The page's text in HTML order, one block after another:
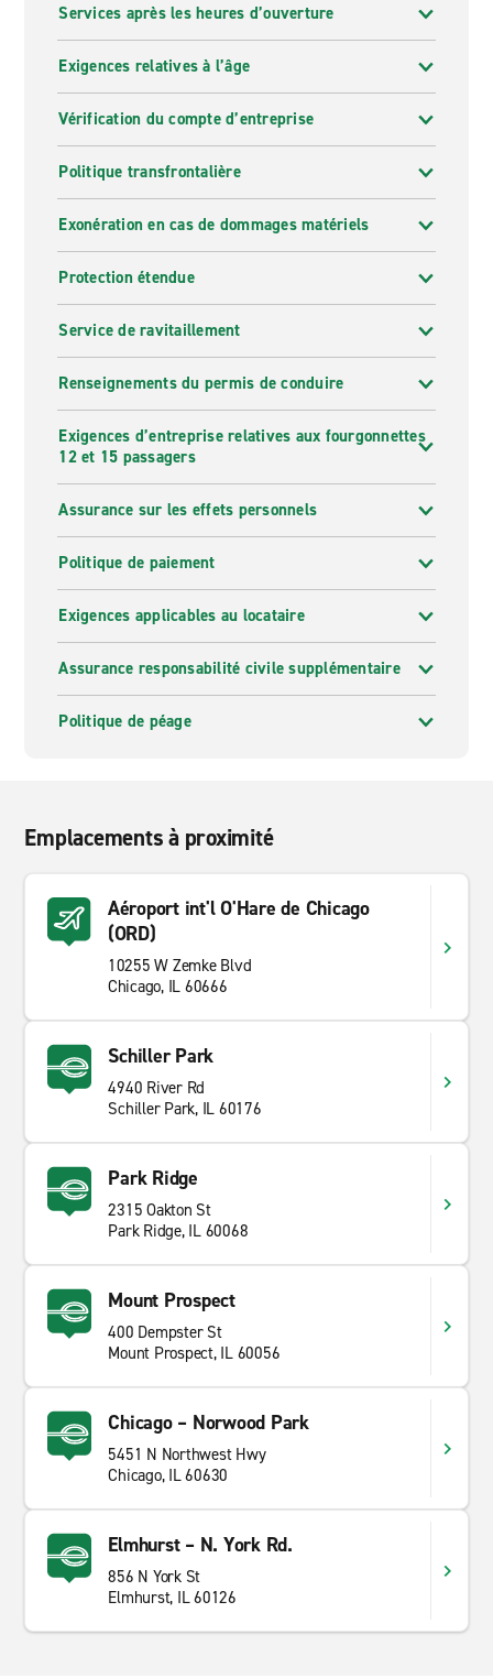
Services après les heures d’ouverture
Exigences relatives à l’âge
Vérification du compte d’entreprise
Politique transfrontalière
Exonération en cas de dommages matériels
Protection étendue
Service de ravitaillement
Renseignements du permis de conduire
Exigences d’entreprise relatives aux fourgonnettes
12 et 15 passagers
Assurance sur les effets personnels
Politique de paiement
Exigences applicables au locataire
Assurance responsabilité civile supplémentaire
Politique de péage
Emplacements à proximité
Aéroport int'l O'Hare de Chicago
(ORD)
10255 W Zemke Blvd
Chicago, IL 60666
Schiller Park
4940 River Rd
Schiller Park, IL 60176
Park Ridge
2315 Oakton St
Park Ridge, IL 60068
Mount Prospect
400 Dempster St
Mount Prospect, IL 60056
Chicago – Norwood Park
5451 N Northwest Hwy
Chicago, IL 60630
Elmhurst – N. York Rd.
856 N York St
Elmhurst, IL 60126